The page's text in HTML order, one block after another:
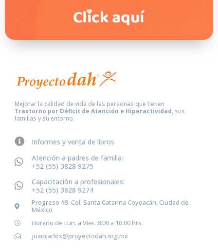
Mejorar la calidad de vida de las personas que tienen
Trastorno por Déficit de Atención e Hiperactividad, sus
familias y su entorno.
Informes y venta de libros
Atención a padres de familia:
+52 (55) 3828 9275
Capacitación a profesionales:
+52 (55) 3828 9274
Progreso #9. Col. Santa Catarina Coyoacán, Ciudad de
México
Horario de Lun. a Vier. 8:00 a 16:00 hrs.
juancarlos@proyectodah.org.mx